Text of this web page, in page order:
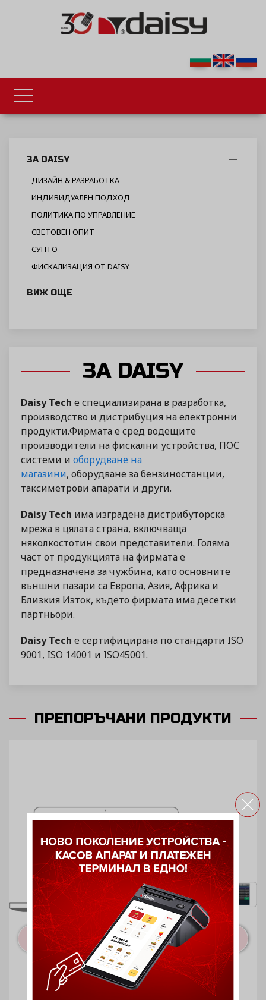
ЗА DAISY
ДИЗАЙН & РАЗРАБОТКА
ИНДИВИДУАЛЕН ПОДХОД
ПОЛИТИКА ПО УПРАВЛЕНИЕ
СВЕТОВЕН ОПИТ
СУПТО
ФИСКАЛИЗАЦИЯ ОТ DAISY
ВИЖ ОЩЕ
ЗА DAISY
Daisy Tech е специализирана в разработка,
производство и дистрибуция на електронни
продукти.Фирмата е сред водещите
производители на фискални устройства, ПОС
системи и оборудване на
магазини, оборудване за бензиностанции,
таксиметрови апарати и други.
Daisy Tech има изградена дистрибуторска
мрежа в цялата страна, включваща
няколкостотин свои представители. Голяма
част от продукцията на фирмата е
предназначена за чужбина, като основните
външни пазари са Европа, Азия, Африка и
Близкия Изток, където фирмата има десетки
партньори.
Daisy Tech е сертифицирана по стандарти ISO
9001, ISO 14001 и ISO45001.
ПРЕПОРЪЧАНИ ПРОДУКТИ